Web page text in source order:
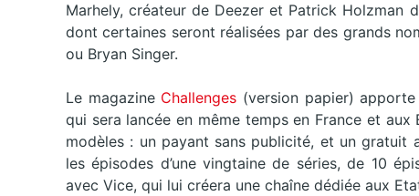
Marhely, créateur de Deezer et Patrick Holzman
dont certaines seront réalisées par des grands
ou Bryan Singer.
Le magazineChallenges (version papier)
qui sera lancée en même temps en France et
modèles : un payant sans publicité, et un
les épisodes d’une vingtaine de séries, de 10
avec Vice, qui lui créera une chaîne dédiée aux